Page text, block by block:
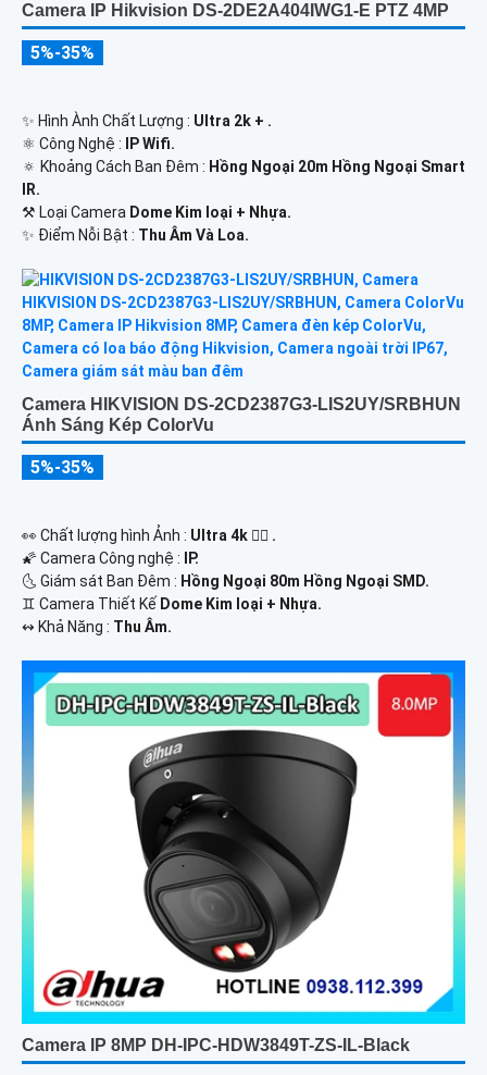
Camera IP Hikvision DS-2DE2A404IWG1-E PTZ 4MP
5%-35%
✨ Hình Ành Chất Lượng : Ultra 2k + .
⚛️ Công Nghệ :
IP Wifi.
🔅 Khoảng Cách Ban Đêm : Hồng Ngoại 20m Hồng Ngoại Smart
IR.
⚒ Loại Camera Dome Kim loại + Nhựa.
️✨ Điểm Nỗi Bật : Thu Âm Và Loa.
Camera HIKVISION DS-2CD2387G3-LIS2UY/SRBHUN
Ánh Sáng Kép ColorVu
5%-35%
️👀 Chất lượng hình Ảnh : Ultra 4k 👍🏾 .
🌠 Camera Công nghệ :
IP.
🌜 Giám sát Ban Đêm : Hồng Ngoại 80m Hồng Ngoại SMD.
♊ Camera Thiết Kế Dome Kim loại + Nhựa.
️↭ Khả Năng : Thu Âm.
Camera IP 8MP DH-IPC-HDW3849T-ZS-IL-Black